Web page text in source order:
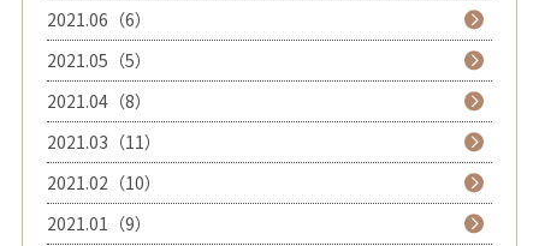
2021.06（6）
2021.05（5）
2021.04（8）
2021.03（11）
2021.02（10）
2021.01（9）